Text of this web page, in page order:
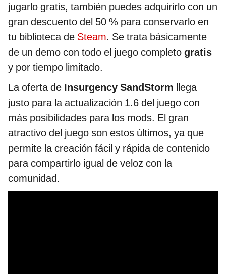
jugarlo gratis, también puedes adquirirlo con un
gran descuento del 50 % para conservarlo en
tu biblioteca de Steam. Se trata básicamente
de un demo con todo el juego completo gratis
y por tiempo limitado.
La oferta de Insurgency SandStorm llega
justo para la actualización 1.6 del juego con
más posibilidades para los mods. El gran
atractivo del juego son estos últimos, ya que
permite la creación fácil y rápida de contenido
para compartirlo igual de veloz con la
comunidad.